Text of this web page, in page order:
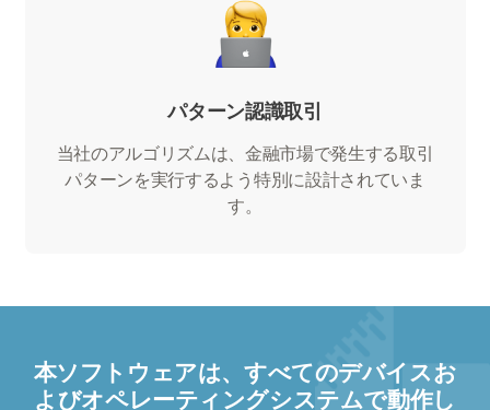
パターン認識取引
当社のアルゴリズムは、金融市場で発生する取引
パターンを実行するよう特別に設計されていま
す。
本ソフトウェアは、すべてのデバイスお
よびオペレーティングシステムで動作し